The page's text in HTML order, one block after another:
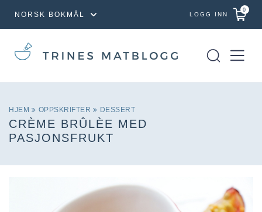
LOGG INN
0
HJEM OPPSKRIFTER DESSERT
CRÈME BRÛLÈE MED
PASJONSFRUKT